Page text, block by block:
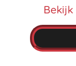
Bekijk